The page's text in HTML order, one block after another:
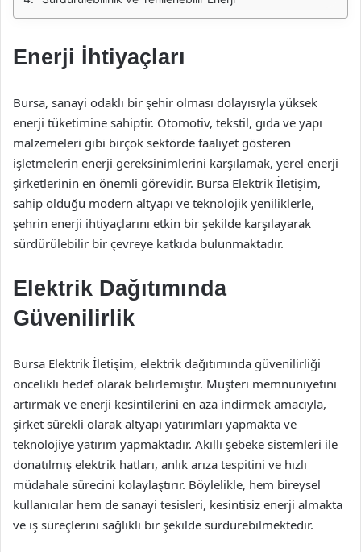
Enerji İhtiyaçları
Bursa, sanayi odaklı bir şehir olması dolayısıyla yüksek
enerji tüketimine sahiptir. Otomotiv, tekstil, gıda ve yapı
malzemeleri gibi birçok sektörde faaliyet gösteren
işletmelerin enerji gereksinimlerini karşılamak, yerel enerji
şirketlerinin en önemli görevidir. Bursa Elektrik İletişim,
sahip olduğu modern altyapı ve teknolojik yeniliklerle,
şehrin enerji ihtiyaçlarını etkin bir şekilde karşılayarak
sürdürülebilir bir çevreye katkıda bulunmaktadır.
Elektrik Dağıtımında
Güvenilirlik
Bursa Elektrik İletişim, elektrik dağıtımında güvenilirliği
öncelikli hedef olarak belirlemiştir. Müşteri memnuniyetini
artırmak ve enerji kesintilerini en aza indirmek amacıyla,
şirket sürekli olarak altyapı yatırımları yapmakta ve
teknolojiye yatırım yapmaktadır. Akıllı şebeke sistemleri ile
donatılmış elektrik hatları, anlık arıza tespitini ve hızlı
müdahale sürecini kolaylaştırır. Böylelikle, hem bireysel
kullanıcılar hem de sanayi tesisleri, kesintisiz enerji almakta
ve iş süreçlerini sağlıklı bir şekilde sürdürebilmektedir.